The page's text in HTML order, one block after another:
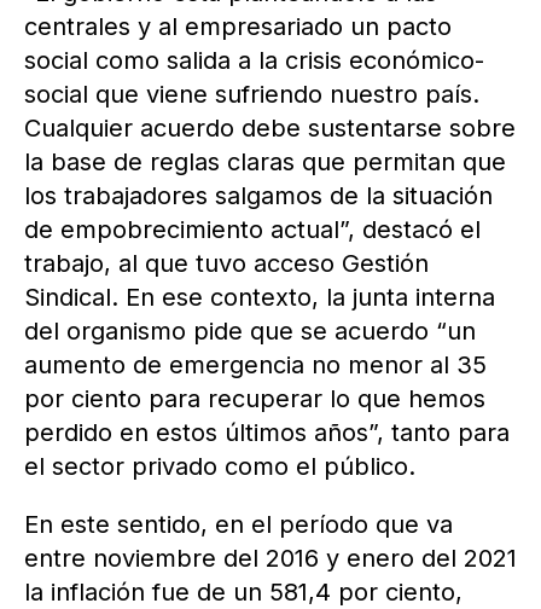
centrales y al empresariado un pacto
social como salida a la crisis económico-
social que viene sufriendo nuestro país.
Cualquier acuerdo debe sustentarse sobre
la base de reglas claras que permitan que
los trabajadores salgamos de la situación
de empobrecimiento actual”, destacó el
trabajo, al que tuvo acceso Gestión
Sindical. En ese contexto, la junta interna
del organismo pide que se acuerdo “un
aumento de emergencia no menor al 35
por ciento para recuperar lo que hemos
perdido en estos últimos años”, tanto para
el sector privado como el público.
En este sentido, en el período que va
entre noviembre del 2016 y enero del 2021
la inflación fue de un 581,4 por ciento,